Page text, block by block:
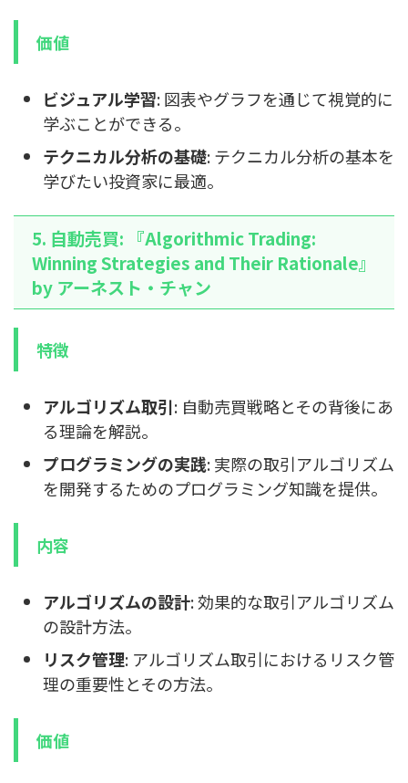
価値
ビジュアル学習: 図表やグラフを通じて視覚的に
学ぶことができる。
テクニカル分析の基礎: テクニカル分析の基本を
学びたい投資家に最適。
5. 自動売買: 『Algorithmic Trading:
Winning Strategies and Their Rationale』
by アーネスト・チャン
特徴
アルゴリズム取引: 自動売買戦略とその背後にあ
る理論を解説。
プログラミングの実践: 実際の取引アルゴリズム
を開発するためのプログラミング知識を提供。
内容
アルゴリズムの設計: 効果的な取引アルゴリズム
の設計方法。
リスク管理: アルゴリズム取引におけるリスク管
理の重要性とその方法。
価値